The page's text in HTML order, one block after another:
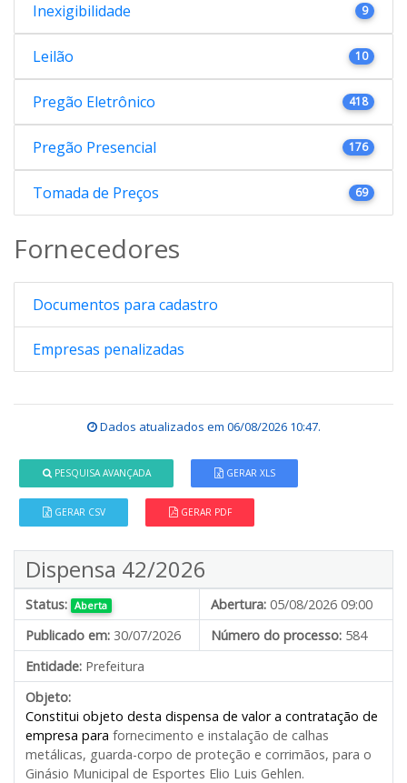
Inexigibilidade 9
Leilão 10
Pregão Eletrônico 418
Pregão Presencial 176
Tomada de Preços 69
Fornecedores
Documentos para cadastro
Empresas penalizadas
Dados atualizados em 06/08/2026 10:47.
PESQUISA AVANÇADA GERAR XLS
GERAR CSV GERAR PDF
Dispensa 42/2026
Status: Aberta Abertura: 05/08/2026 09:00
Publicado em: 30/07/2026 Número do processo: 584
Entidade: Prefeitura
Objeto:
Constitui objeto desta dispensa de valor a contratação de
empresa para fornecimento e instalação de calhas
metálicas, guarda-corpo de proteção e corrimãos, para o
Ginásio Municipal de Esportes Elio Luis Gehlen.